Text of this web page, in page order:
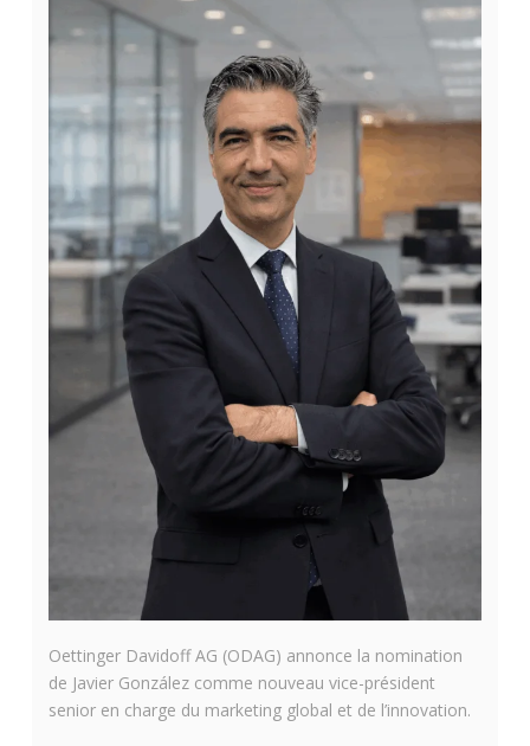
Oettinger Davidoff AG (ODAG) annonce la nomination
de Javier González comme nouveau vice-président
senior en charge du marketing global et de l’innovation.